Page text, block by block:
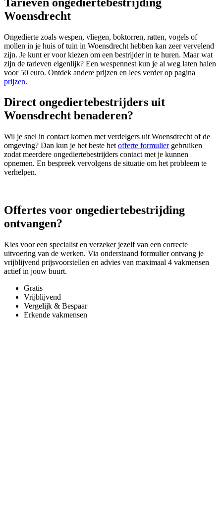
Woensdrecht
Ongedierte zoals wespen, vliegen, boktorren, ratten, vogels of
mollen in je huis of tuin in Woensdrecht hebben kan zeer vervelend
zijn. Je kunt er voor kiezen om een bestrijder in te huren. Maar wat
zijn de tarieven eigenlijk? Een wespennest kun je al weg laten halen
voor 50 euro. Ontdek andere prijzen en lees verder op pagina
prijzen.
Direct ongediertebestrijders uit
Woensdrecht benaderen?
Wil je snel in contact komen met verdelgers uit Woensdrecht of de
omgeving? Dan kun je het beste het offerte formuliergebruiken
zodat meerdere ongediertebestrijders contact met je kunnen
opnemen. En bespreek vervolgens de situatie om het probleem te
verhelpen.
Offertes voor ongediertebestrijding
ontvangen?
Kies voor een specialist en verzeker jezelf van een correcte
uitvoering van de werken. Via onderstaand formulier ontvang je
vrijblijvend prijsvoorstellen en advies van maximaal 4 vakmensen
actief in jouw buurt.
Gratis
Vrijblijvend
Vergelijk & Bespaar
Erkende vakmensen